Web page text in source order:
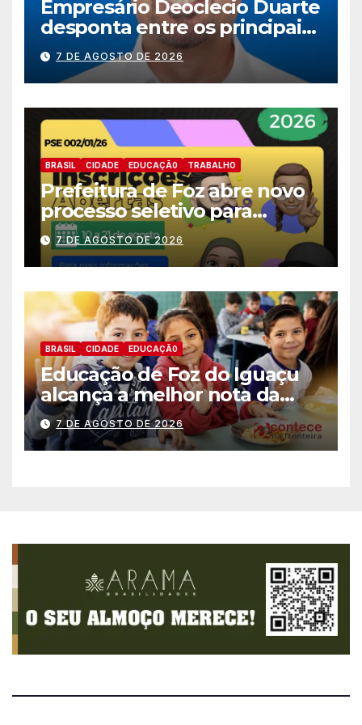
Empresário Deoclecio Duarte
desponta entre os principais
nomes do União Brasil para
deputado estadual
7 DE AGOSTO DE 2026
BRASIL CIDADE EDUCAÇÃ0 TRABALHO
Prefeitura de Foz abre novo
processo seletivo para
estagiários
7 DE AGOSTO DE 2026
BRASIL CIDADE EDUCAÇÃ0
Educação de Foz do Iguaçu
alcança a melhor nota da
história no IDEB
7 DE AGOSTO DE 2026